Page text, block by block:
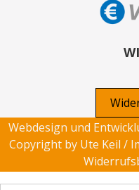
Webdesign und
Copyright by Ute Keil /